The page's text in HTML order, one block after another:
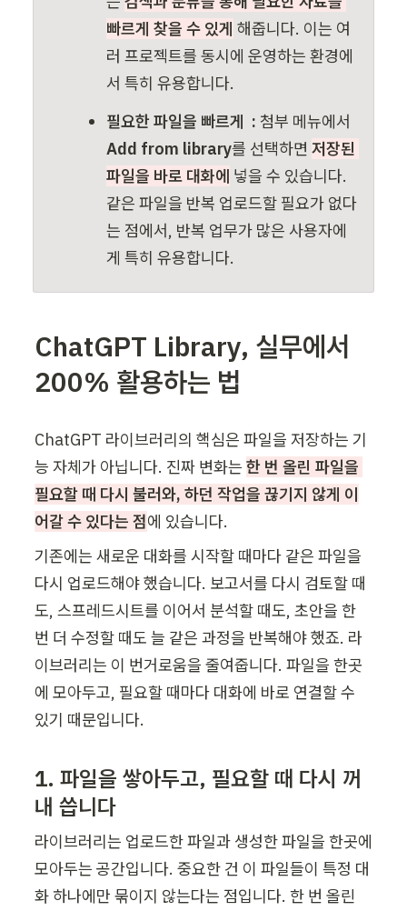
빠르게 찾을 수 있게 해줍니다. 이는 여
러 프로젝트를 동시에 운영하는 환경에
서 특히 유용합니다.
필요한 파일을 빠르게  :
Add from library를 선택하면 저장된
파일을 바로 대화에 넣을 수 있습니다.
같은 파일을 반복 업로드할 필요가 없다
는 점에서, 반복 업무가 많은 사용자에
게 특히 유용합니다.
ChatGPT Library, 실무에서
200% 활용하는 법
ChatGPT 라이브러리의 핵심은 파일을 저장하는 기
능 자체가 아닙니다. 진짜 변화는 한 번 올린 파일을
필요할 때 다시 불러와, 하던 작업을 끊기지 않게 이
어갈 수 있다는 점에 있습니다.
기존에는 새로운 대화를 시작할 때마다 같은 파일을
다시 업로드해야 했습니다. 보고서를 다시 검토할 때
도, 스프레드시트를 이어서 분석할 때도, 초안을 한
번 더 수정할 때도 늘 같은 과정을 반복해야 했죠. 라
이브러리는 이 번거로움을 줄여줍니다. 파일을 한곳
에 모아두고, 필요할 때마다 대화에 바로 연결할 수
있기 때문입니다.
1. 파일을 쌓아두고, 필요할 때 다시 꺼
내 씁니다
라이브러리는 업로드한 파일과 생성한 파일을 한곳에
모아두는 공간입니다. 중요한 건 이 파일들이 특정 대
화 하나에만 묶이지 않는다는 점입니다. 한 번 올린